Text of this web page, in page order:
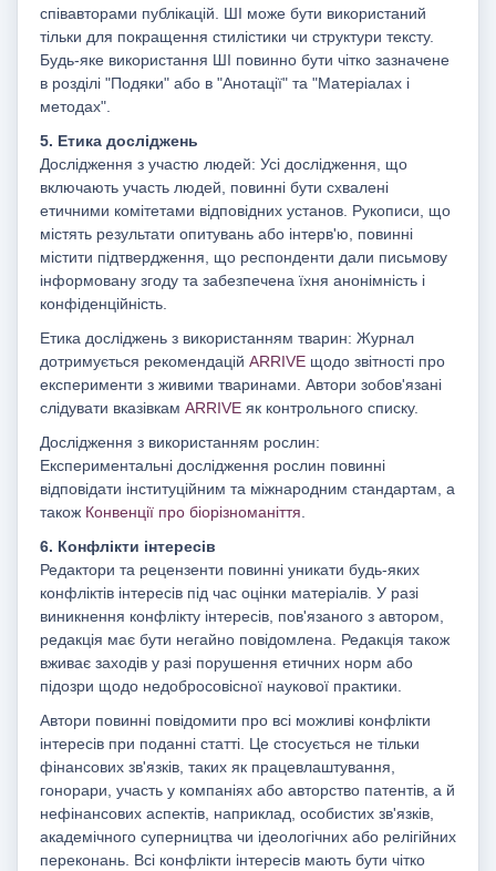
співавторами публікацій. ШІ може бути використаний
тільки для покращення стилістики чи структури тексту.
Будь-яке використання ШІ повинно бути чітко зазначене
в розділі "Подяки" або в "Анотації" та "Матеріалах і
методах".
5. Етика досліджень
Дослідження з участю людей: Усі дослідження, що
включають участь людей, повинні бути схвалені
етичними комітетами відповідних установ. Рукописи, що
містять результати опитувань або інтерв'ю, повинні
містити підтвердження, що респонденти дали письмову
інформовану згоду та забезпечена їхня анонімність і
конфіденційність.
Етика досліджень з використанням тварин: Журнал
дотримується рекомендацій ARRIVE щодо звітності про
експерименти з живими тваринами. Автори зобов'язані
слідувати вказівкам ARRIVE як контрольного списку.
Дослідження з використанням рослин:
Експериментальні дослідження рослин повинні
відповідати інституційним та міжнародним стандартам, а
також Конвенції про біорізноманіття
6. Конфлікти інтересів
Редактори та рецензенти повинні уникати будь-яких
конфліктів інтересів під час оцінки матеріалів. У разі
виникнення конфлікту інтересів, пов'язаного з автором,
редакція має бути негайно повідомлена. Редакція також
вживає заходів у разі порушення етичних норм або
підозри щодо недобросовісної наукової практики.
Автори повинні повідомити про всі можливі конфлікти
інтересів при поданні статті. Це стосується не тільки
фінансових зв'язків, таких як працевлаштування,
гонорари, участь у компаніях або авторство патентів, а й
нефінансових аспектів, наприклад, особистих зв'язків,
академічного суперництва чи ідеологічних або релігійних
переконань. Всі конфлікти інтересів мають бути чітко